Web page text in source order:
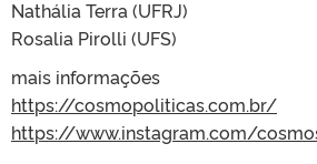
Nathália Terra (UFRJ)
Rosalia Pirolli (UFS)
mais informações
https://cosmopoliticas.com.br/
https://www.instagram.com/